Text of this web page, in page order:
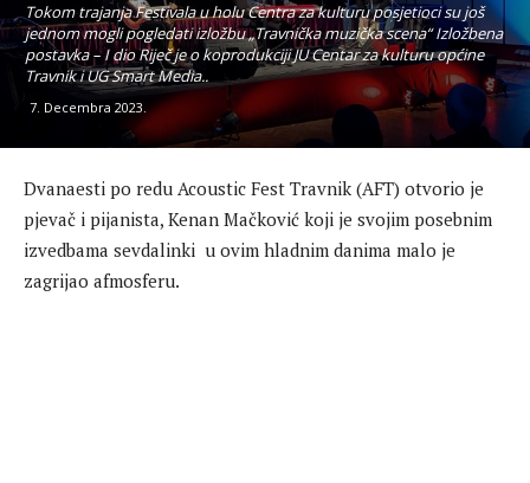
Tokom trajanja Festivala u holu Centra za kulturu posjetioci su još
jednom mogli pogledati izložbu „Travnička muzička scena“ Izložbena
postavka – I dio Riječ je o koprodukciji JU Centar za kulturu općine
Travnik i UG Smart Media..
7. Decembra 2023.
Dvanaesti po redu Acoustic Fest Travnik (AFT) otvorio je
pjevač i pijanista, Kenan Mačković koji je svojim posebnim
izvedbama sevdalinki u ovim hladnim danima malo je
zagrijao afmosferu.